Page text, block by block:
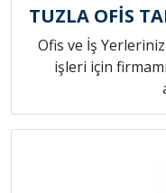
TUZLA OFİS
Ofis ve İş
işleri için